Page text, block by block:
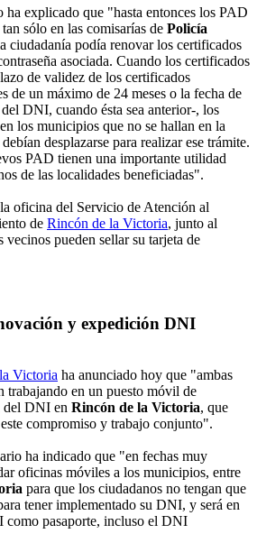
ha explicado que "hasta entonces los PAD
sólo en las comisarías de Policía
ciudadanía podía renovar los certificados
asociada. Cuando los certificados
de validez de los certificados
de un máximo de 24 meses o la fecha de
DNI, cuando ésta sea anterior-, los
los municipios que no se hallan en la
desplazarse para realizar ese trámite.
PAD tienen una importante utilidad
de las localidades beneficiadas".
oficina del Servicio de Atención al
de Rincón de la Victoria, junto al
pueden sellar su tarjeta de
y expedición DNI
Victoria ha anunciado hoy que "ambas
trabajando en un puesto móvil de
del DNI en Rincón de la Victoria, que
compromiso y trabajo conjunto".
ha indicado que "en fechas muy
oficinas móviles a los municipios, entre
para que los ciudadanos no tengan que
tener implementado su DNI, y será en
como pasaporte, incluso el DNI